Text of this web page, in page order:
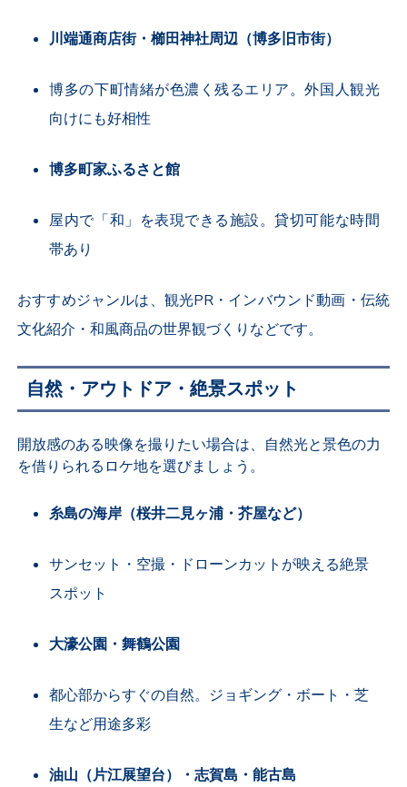
川端通商店街・櫛田神社周辺（博多旧市街）
博多の下町情緒が色濃く残るエリア。外国人観光
向けにも好相性
博多町家ふるさと館
屋内で「和」を表現できる施設。貸切可能な時間
帯あり
おすすめジャンルは、観光PR ・インバウンド動画・伝統
文化紹介・和風商品の世界観づくりなどです。
自然・アウトドア・絶景スポット
開放感のある映像を撮りたい場合は、自然光と景色の力
を借りられるロケ地を選びましょう。
糸島の海岸（桜井二見ヶ浦・芥屋など）
サンセット・空撮・ドローンカットが映える絶景
スポット
大濠公園・舞鶴公園
都心部からすぐの自然。ジョギング・ボート・芝
生など用途多彩
油山（片江展望台）・志賀島・能古島